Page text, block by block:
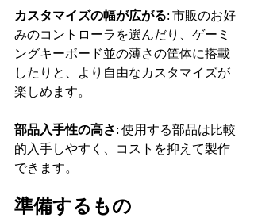
カスタマイズの幅が広がる: 市販のお好
みのコントローラを選んだり、ゲーミ
ングキーボード並の薄さの筐体に搭載
したりと、より自由なカスタマイズが
楽しめます。
部品入手性の高さ: 使用する部品は比較
的入手しやすく、コストを抑えて製作
できます。
準備するもの